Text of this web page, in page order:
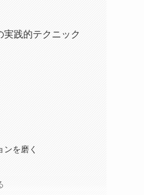
践的テクニック
を磨く